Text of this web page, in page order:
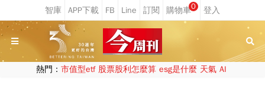
0
熱門： 市值型etf 股票股利怎麼算 esg是什麼 天氣 AI